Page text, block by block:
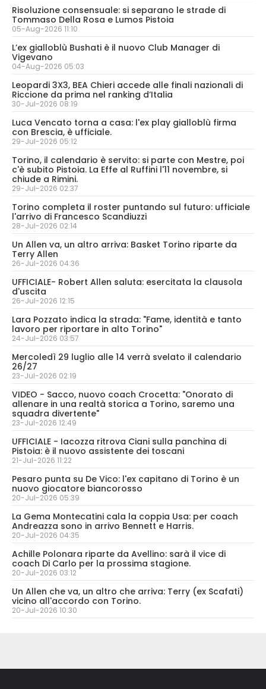
Risoluzione consensuale: si separano le strade di
Tommaso Della Rosa e Lumos Pistoia
05-Aug-2026 11:10
L’ex gialloblù Bushati è il nuovo Club Manager di
Vigevano
04-Aug-2026 05:03
Leopardi 3X3, BEA Chieri accede alle finali nazionali di
Riccione da prima nel ranking d’Italia
30-Jul-2026 08:19
Luca Vencato torna a casa: l'ex play gialloblù firma
con Brescia, è ufficiale.
29-Jul-2026 05:12
Torino, il calendario è servito: si parte con Mestre, poi
c'è subito Pistoia. La Effe al Ruffini l'11 novembre, si
chiude a Rimini.
29-Jul-2026 02:37
Torino completa il roster puntando sul futuro: ufficiale
l'arrivo di Francesco Scandiuzzi
28-Jul-2026 02:14
Un Allen va, un altro arriva: Basket Torino riparte da
Terry Allen
26-Jul-2026 04:36
UFFICIALE- Robert Allen saluta: esercitata la clausola
d'uscita
26-Jul-2026 12:15
Lara Pozzato indica la strada: "Fame, identità e tanto
lavoro per riportare in alto Torino"
24-Jul-2026 03:57
Mercoledì 29 luglio alle 14 verrà svelato il calendario
26/27
23-Jul-2026 02:19
VIDEO - Sacco, nuovo coach Crocetta: "Onorato di
allenare in una realtà storica a Torino, saremo una
squadra divertente"
23-Jul-2026 12:49
UFFICIALE - Iacozza ritrova Ciani sulla panchina di
Pistoia: è il nuovo assistente dei toscani
21-Jul-2026 11:22
Pesaro punta su De Vico: l'ex capitano di Torino è un
nuovo giocatore biancorosso
20-Jul-2026 05:39
La Gema Montecatini cala la coppia Usa: per coach
Andreazza sono in arrivo Bennett e Harris.
20-Jul-2026 04:35
Achille Polonara riparte da Avellino: sarà il vice di
coach Di Carlo per la prossima stagione.
20-Jul-2026 03:12
Un Allen che va, un altro che arriva: Terry (ex Scafati)
vicino all'accordo con Torino.
20-Jul-2026 10:30